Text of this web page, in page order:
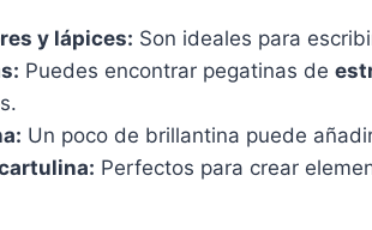
y lápices: Son ideales para
Puedes encontrar pegatinas de
Un poco de brillantina puede
Perfectos para crear